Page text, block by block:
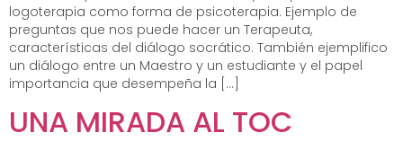
logoterapia como forma de psicoterapia. Ejemplo de
preguntas que nos puede hacer un Terapeuta,
características del diálogo socrático. También ejemplifico
un diálogo entre un Maestro y un estudiante y el papel
importancia que desempeña la […]
UNA MIRADA AL TOC